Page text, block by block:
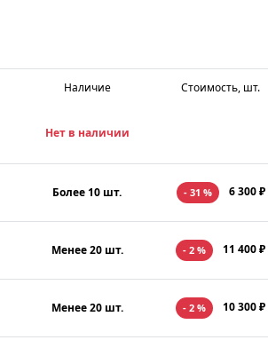
Наличие Стоимость, шт.
Нет в наличии
Более 10 шт. - 31 % 6 300 ₽
Менее 20 шт. - 2 % 11 400 ₽
Менее 20 шт. - 2 % 10 300 ₽